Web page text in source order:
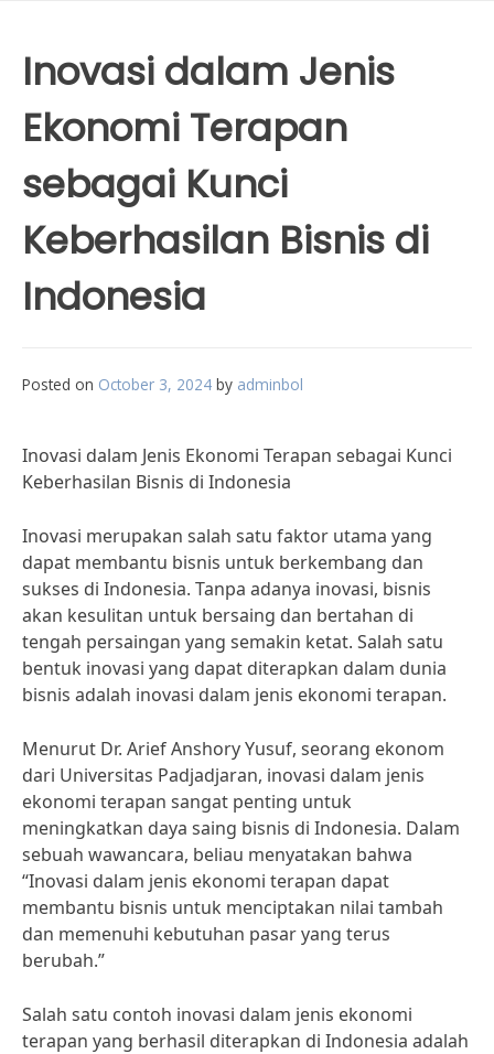
Inovasi dalam Jenis
Ekonomi Terapan
sebagai Kunci
Keberhasilan Bisnis di
Indonesia
Posted on October 3, 2024 by adminbol
Inovasi dalam Jenis Ekonomi Terapan sebagai Kunci
Keberhasilan Bisnis di Indonesia
Inovasi merupakan salah satu faktor utama yang
dapat membantu bisnis untuk berkembang dan
sukses di Indonesia. Tanpa adanya inovasi, bisnis
akan kesulitan untuk bersaing dan bertahan di
tengah persaingan yang semakin ketat. Salah satu
bentuk inovasi yang dapat diterapkan dalam dunia
bisnis adalah inovasi dalam jenis ekonomi terapan.
Menurut Dr. Arief Anshory Yusuf, seorang ekonom
dari Universitas Padjadjaran, inovasi dalam jenis
ekonomi terapan sangat penting untuk
meningkatkan daya saing bisnis di Indonesia. Dalam
sebuah wawancara, beliau menyatakan bahwa
“Inovasi dalam jenis ekonomi terapan dapat
membantu bisnis untuk menciptakan nilai tambah
dan memenuhi kebutuhan pasar yang terus
berubah.”
Salah satu contoh inovasi dalam jenis ekonomi
terapan yang berhasil diterapkan di Indonesia adalah